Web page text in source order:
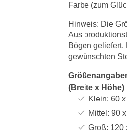
Farbe (zum
Hinweis: Die
Aus
Bögen geliefert.
gewünschten
(Breite x Höhe)
Klein: 60 x
Mittel: 90
Groß: 120